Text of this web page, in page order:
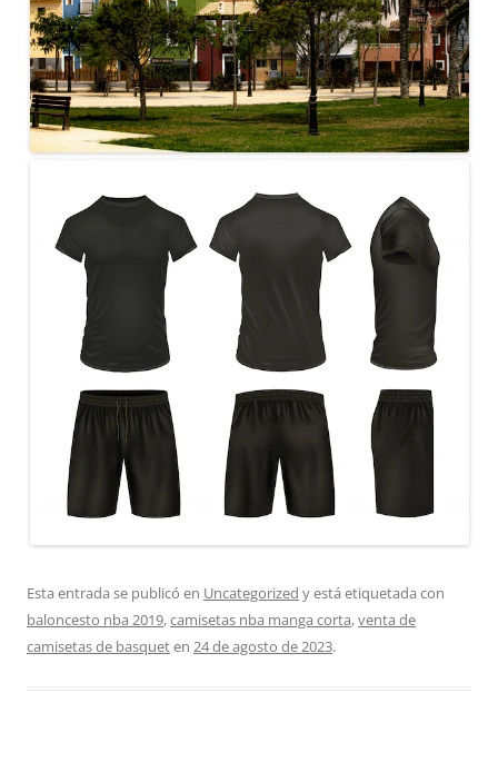
Esta entrada se publicó en Uncategorized y está etiquetada con
baloncesto nba 2019,camisetas nba manga corta,venta de
camisetas de basqueten 24 de agosto de 2023.